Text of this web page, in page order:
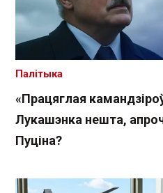
«Працяглая
Лукашэнка нешта, апроч
Пуціна?
Палітыка